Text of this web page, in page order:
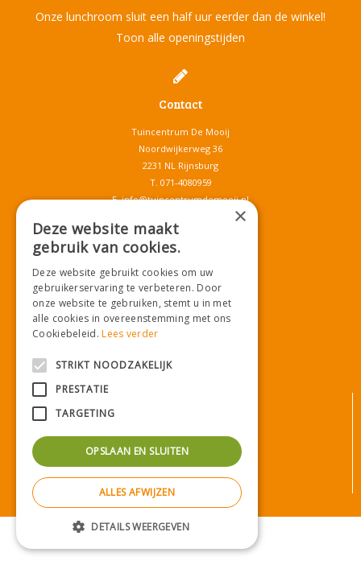
Onze lunchroom sluit een half uur eerder dan de winkel!
Toon alle openingstijden
Contact
Tuincentrum De Mooij
Noordwijkerweg 36
2231 NL Rijnsburg
T. 071-4080959
E.info@tuincentrumdemooij.nl
Download onze App!
Betaalinformatie
Privacy policy
Green Solutions|Tuincentrum Overzicht
×
Deze website maakt
gebruik van cookies.
Deze website gebruikt cookies om uw
gebruikerservaring te verbeteren. Door
onze website te gebruiken, stemt u in met
alle cookies in overeenstemming met ons
Cookiebeleid.Lees verder
STRIKT NOODZAKELIJK
PRESTATIE
TARGETING
OPSLAAN EN SLUITEN
ALLES AFWIJZEN
DETAILS WEERGEVEN